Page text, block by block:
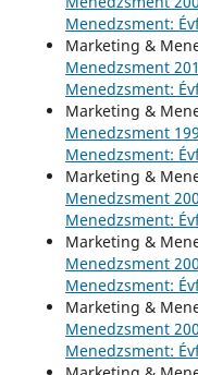
Menedzsment:
Marketing &
Menedzsment
Menedzsment:
Marketing &
Menedzsment
Menedzsment:
Marketing &
Menedzsment
Menedzsment:
Marketing &
Menedzsment
Menedzsment:
Marketing &
Menedzsment
Menedzsment: